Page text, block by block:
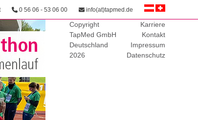
0 56 06 - 53 06 00 info(at)tapmed.de
Copyright
TapMed GmbH
Deutschland
2026
Karriere
Kontakt
Impressum
Datenschutz